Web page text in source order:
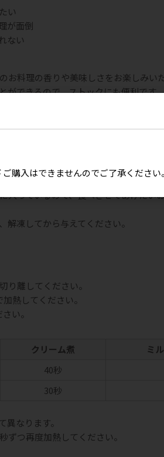
い
が面倒
ない
お料理の香りや美味しさをお楽しみい
ができるので、ストックにも便利です
入っているので、食べさせてあげたい
解凍してから与えてください。
り離してください。
熱してください。
い。
クリーム煮 ミ
40秒
30秒
なります。
ずつ再度加熱してください。
購入はできませんのでご了承ください。